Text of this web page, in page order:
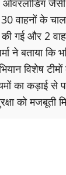
ओवरलोडिंग
वाहनों के
की गई और 2
ने बताया कि
विशेष
का कड़ाई से
को मजबूती